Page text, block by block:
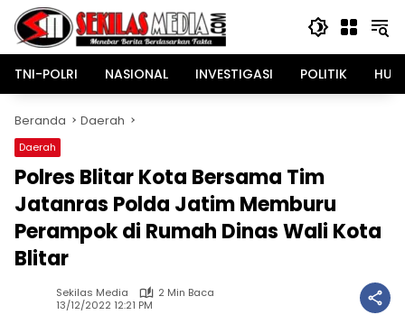
Langsung
konten
TNI-POLRI
NASIONAL INVESTIGASI POLITIK
Beranda Daerah
Daerah
Polres Blitar Kota Bersama Tim
Jatanras Polda Jatim Memburu
Perampok di Rumah Dinas Wali Kota
Blitar
Sekilas Media
2 Min Baca
13/12/2022 12:21 PM